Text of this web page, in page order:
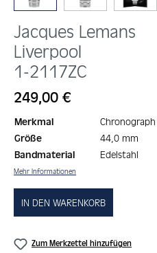
Jacques Lemans
Liverpool
1-2117ZC
Regulärer Preis:
249,00 €
Merkmal
Chronograph
Größe
44,0 mm
Bandmaterial
Edelstahl
Mehr Informationen
IN DEN WARENKORB
Zum Merkzettel hinzufügen